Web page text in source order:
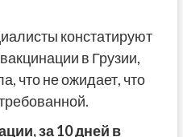
констатируют
в Грузии,
что не ожидает, что
за 10 дней в